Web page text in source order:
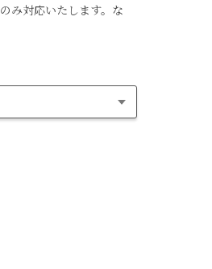
み対応いたします。な